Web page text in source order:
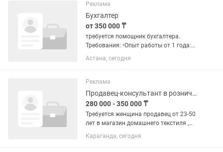
Реклама
Бухгалтер
от 350 000 ₸
требуется помощник бухгалтера.
Требования: •Опыт работы от 1 года:
•Знание 1С 8.3, Excel; • Опыт работы с
реализацией (счет 1210) •Умение
Астана, сегодня
Реклама
Продавец-консультант в розничном магазине
280 000 - 350 000 ₸
Требуется женщина продавец от 23-50
лет в магазин домашнего текстиля ,
корпеше с национальными узорами,
одеял, подушек, постельного белья ,
Караганда, сегодня